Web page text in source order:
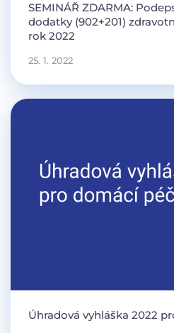
SEMINÁŘ ZDARMA:
dodatky (902+201)
rok 2022
25. 1. 2022
Úhradová vyhláška 2022